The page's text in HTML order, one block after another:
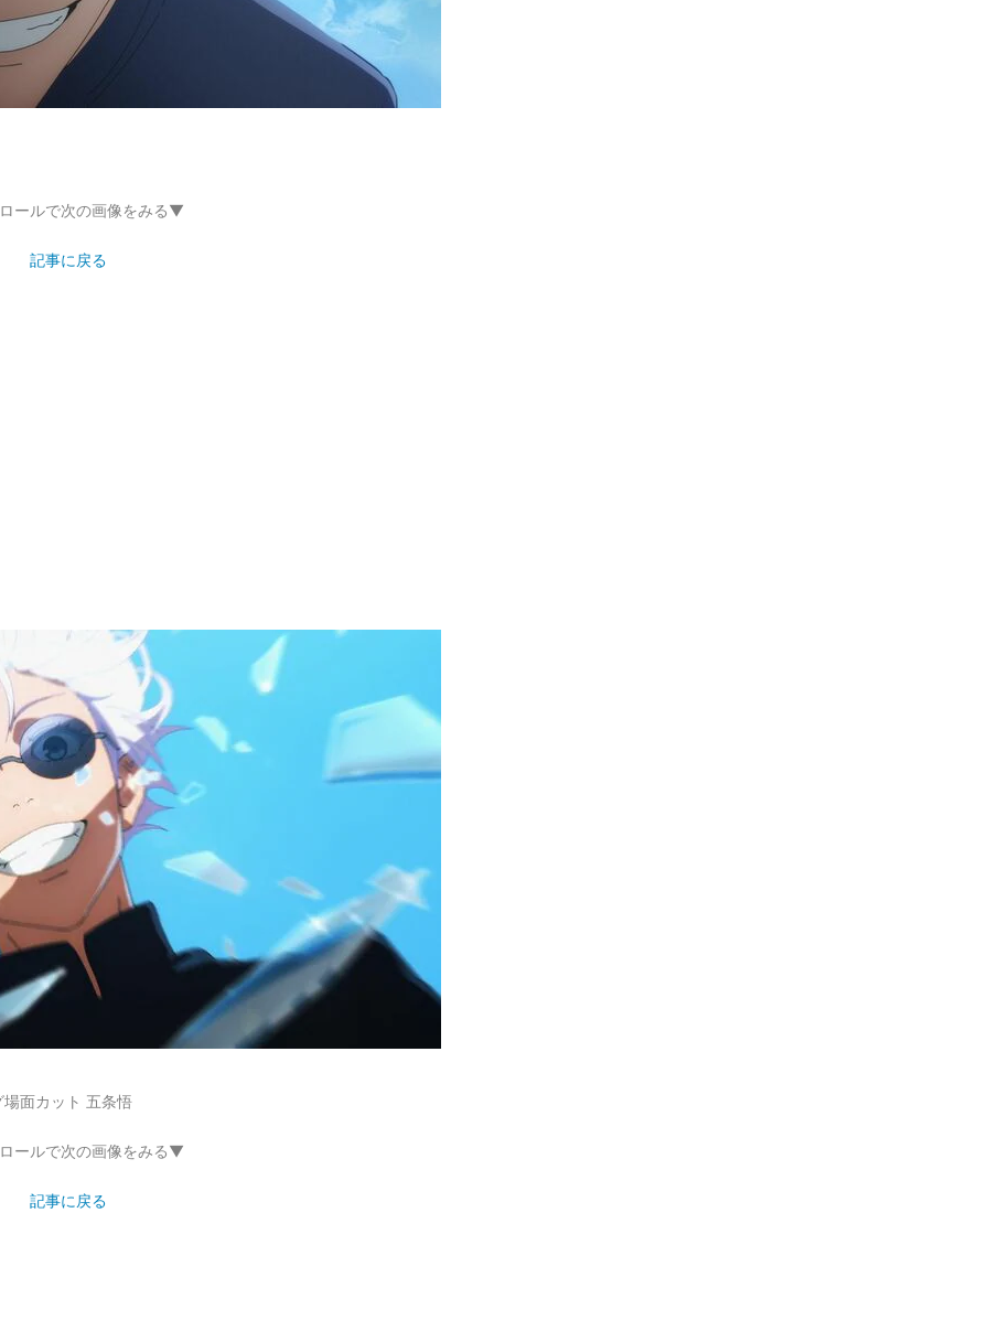
ールで次の画像をみる▼
記事に戻る
面カット 五条悟
ールで次の画像をみる▼
記事に戻る